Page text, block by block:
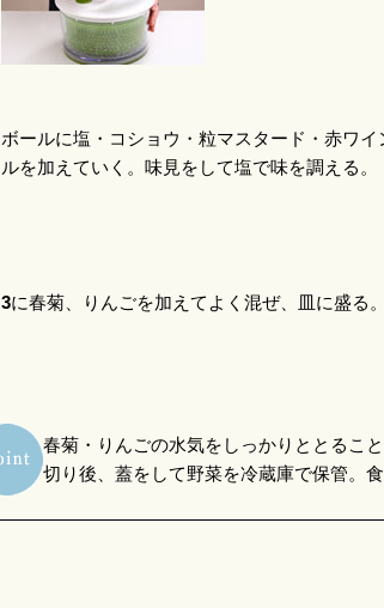
ボールに塩・コショウ・粒マスタード・赤ワ
ルを加えていく。味見をして塩で味を調える。
3に春菊、りんごを加えてよく混ぜ、皿に盛る
春菊・りんごの水気をしっかりととるこ
切り後、蓋をして野菜を冷蔵庫で保管。